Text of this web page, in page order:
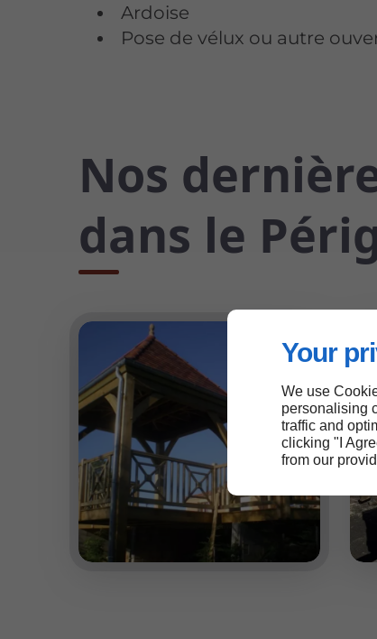
Your
We use
personalising
traffic and
clicking "I
from our
Ardoise
Pose de vélux ou autre
Nos
dans le